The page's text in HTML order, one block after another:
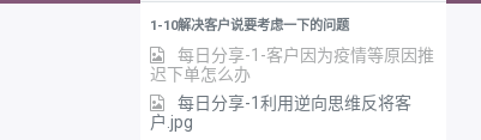
1-10解决客户说要考虑一下的问题
每日分享-1-客户因为疫情等原因推
迟下单怎么办
每日分享-1利用逆向思维反将客
户.jpg